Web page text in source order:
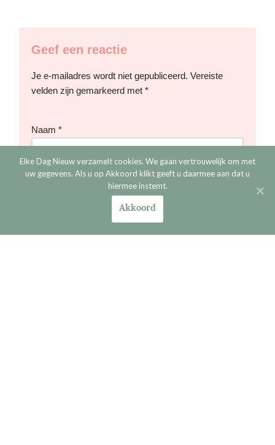
Geef een reactie
Je e-mailadres wordt niet gepubliceerd. Vereiste
velden zijn gemarkeerd met*
Naam*
E-mail *
Elke Dag Nieuw verzamelt cookies. We gaan vertrouwelijk om met
uw gegevens. Als u op Akkoord klikt geeft u daarmee aan dat u
hiermee instemt.
Akkoord